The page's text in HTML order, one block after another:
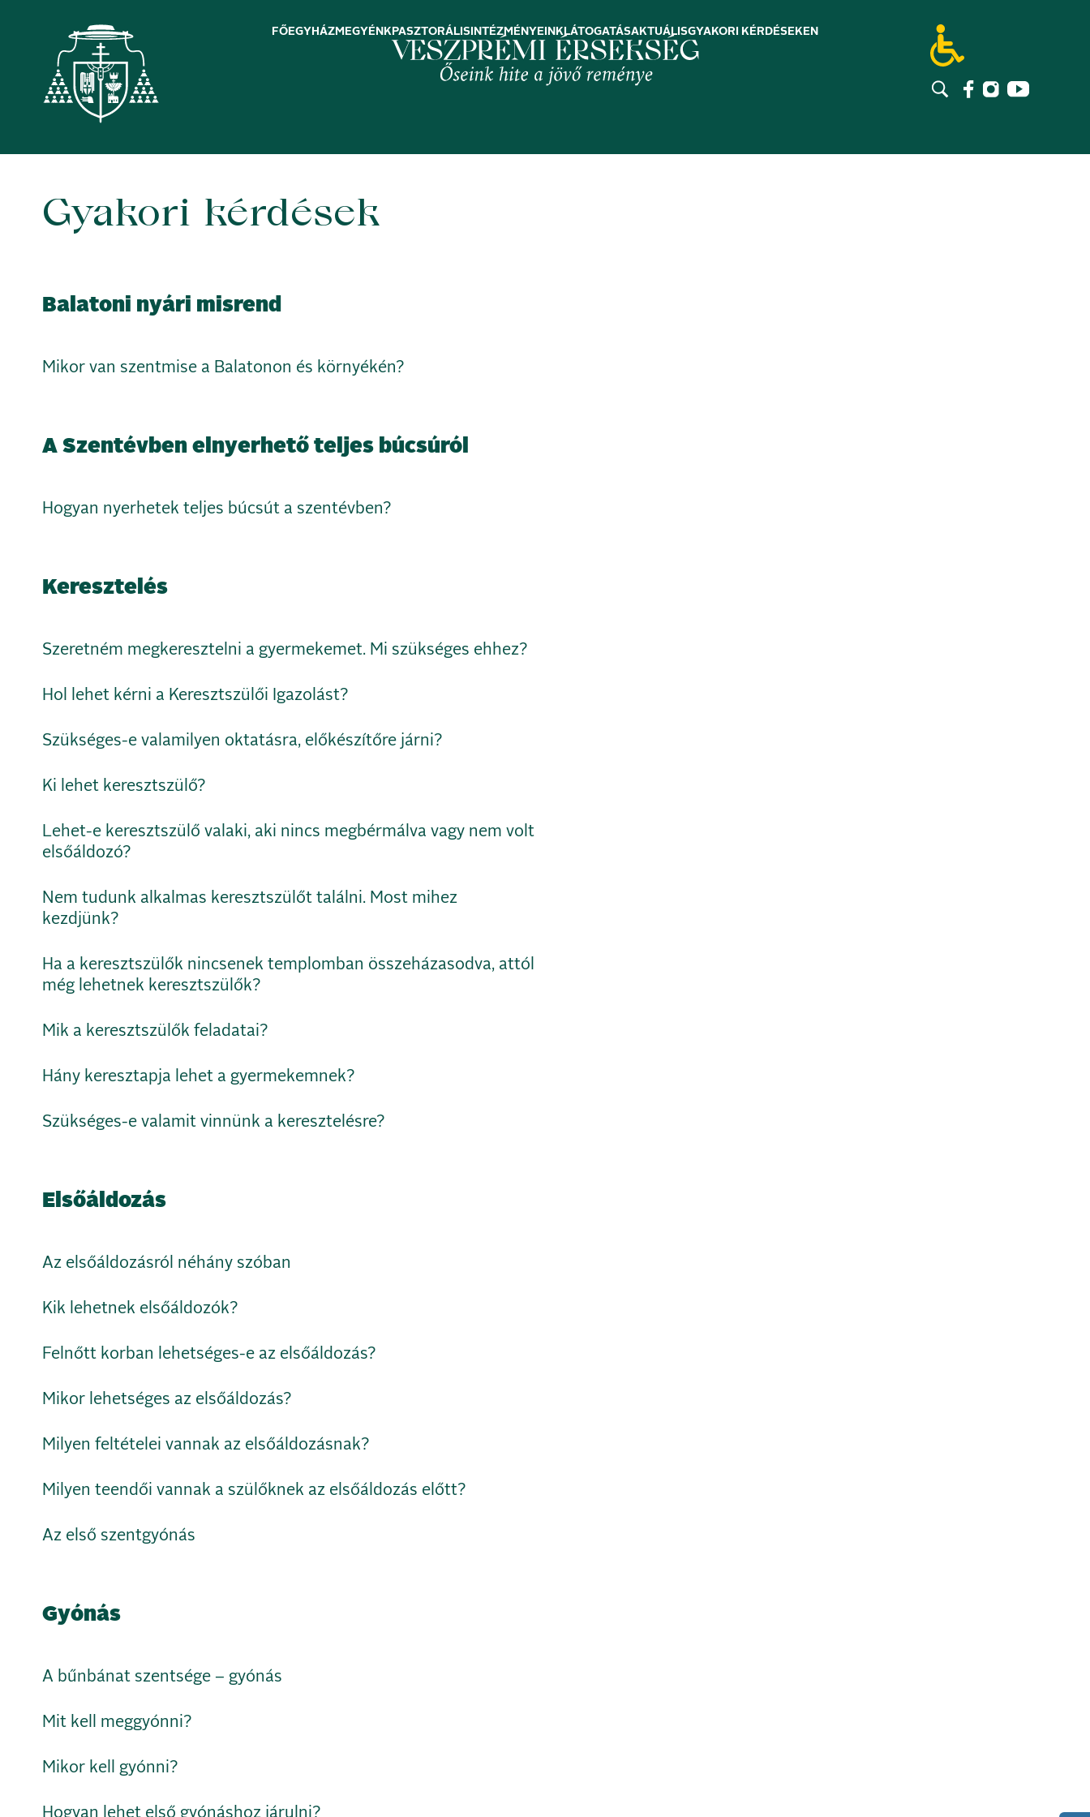
FŐEGYHÁZMEGYÉNK PASZTORÁLIS INTÉZMÉNYEINK LÁTOGATÁSAKTUÁLISGYAKORI KÉRDÉSEK EN
Gyakori kérdések
Balatoni nyári misrend
Mikor van szentmise a Balatonon és környékén?
A Szentévben elnyerhető teljes búcsúról
Hogyan nyerhetek teljes búcsút a szentévben?
Keresztelés
Szeretném megkeresztelni a gyermekemet. Mi szükséges ehhez?
Hol lehet kérni a Keresztszülői Igazolást?
Szükséges-e valamilyen oktatásra, előkészítőre járni?
Ki lehet keresztszülő?
Lehet-e keresztszülő valaki, aki nincs megbérmálva vagy nem volt
elsőáldozó?
Nem tudunk alkalmas keresztszülőt találni. Most mihez
kezdjünk?
Ha a keresztszülők nincsenek templomban összeházasodva, attól
még lehetnek keresztszülők?
Mik a keresztszülők feladatai?
Hány keresztapja lehet a gyermekemnek?
Szükséges-e valamit vinnünk a keresztelésre?
Elsőáldozás
Az elsőáldozásról néhány szóban
Kik lehetnek elsőáldozók?
Felnőtt korban lehetséges-e az elsőáldozás?
Mikor lehetséges az elsőáldozás?
Milyen feltételei vannak az elsőáldozásnak?
Milyen teendői vannak a szülőknek az elsőáldozás előtt?
Az első szentgyónás
Gyónás
A bűnbánat szentsége – gyónás
Mit kell meggyónni?
Mikor kell gyónni?
Hogyan lehet első gyónáshoz járulni?